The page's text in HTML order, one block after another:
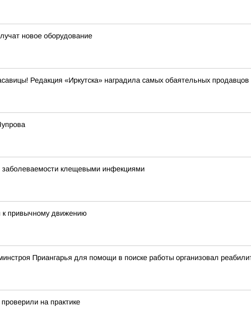
новое оборудование
Редакция «Иркутска» наградила самых обаятельных
заболеваемости клещевыми инфекциями
к привычному движению
Приангарья для помощи в поиске работы организовал
на практике